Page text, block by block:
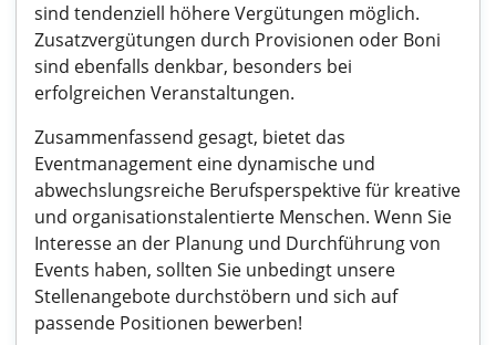
sind tendenziell höhere Vergütungen möglich.
Zusatzvergütungen durch Provisionen oder Boni
sind ebenfalls denkbar, besonders bei
erfolgreichen Veranstaltungen.
Zusammenfassend gesagt, bietet das
Eventmanagement eine dynamische und
abwechslungsreiche Berufsperspektive für kreative
und organisationstalentierte Menschen. Wenn Sie
Interesse an der Planung und Durchführung von
Events haben, sollten Sie unbedingt unsere
Stellenangebote durchstöbern und sich auf
passende Positionen bewerben!